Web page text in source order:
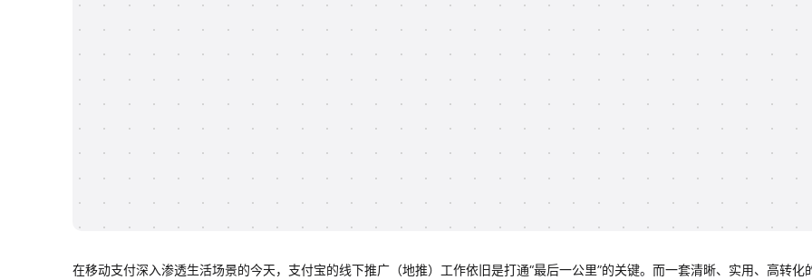
在移动支付深入渗透生活场景的今天，支付宝的线下推广（地推）工作依旧是打通“最后一公里”的关键。而一套清晰、实用、高转化